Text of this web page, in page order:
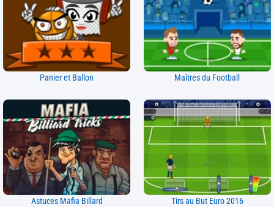
Panier et Ballon Maîtres du Football
Astuces Mafia Billard Tirs au But Euro 2016